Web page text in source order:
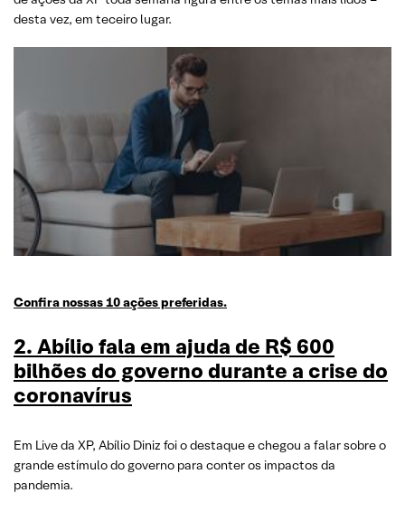
desta vez, em teceiro lugar.
Confira nossas 10 ações preferidas.
2. Abílio fala em ajuda de R$ 600
bilhões do governo durante a crise do
coronavírus
Em Live da XP, Abílio Diniz foi o destaque e chegou a falar sobre o
grande estímulo do governo para conter os impactos da
pandemia.